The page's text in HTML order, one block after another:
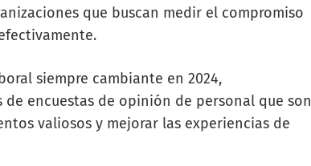
que buscan medir el compromiso
siempre cambiante en 2024,
encuestas de opinión de personal que son
valiosos y mejorar las experiencias de